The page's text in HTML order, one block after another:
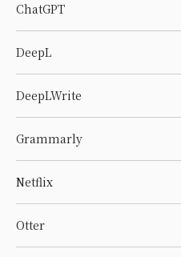
ChatGPT
DeepL
DeepLWrite
Grammarly
Netflix
Otter